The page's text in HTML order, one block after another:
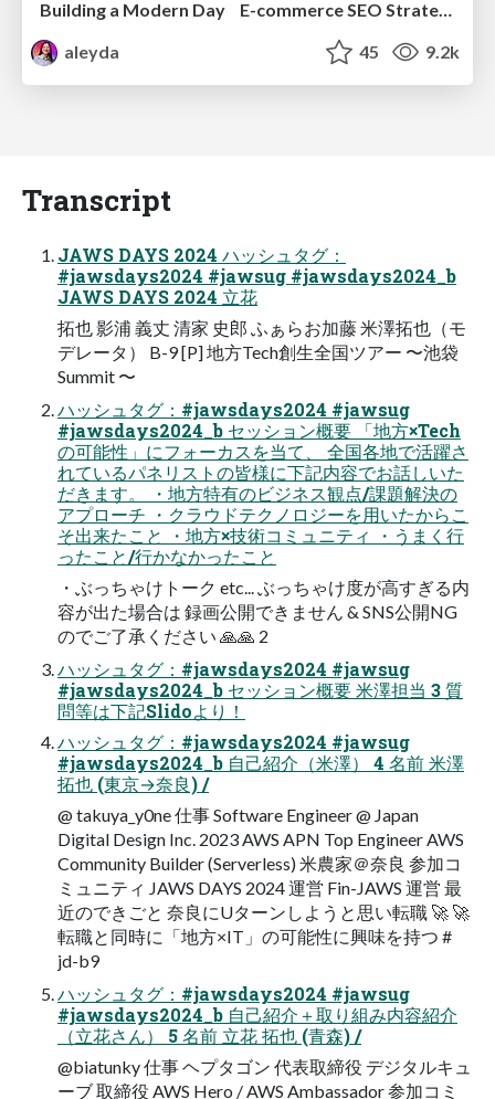
aleyda
45 9.2k
Transcript
JAWS DAYS 2024 ハッシュタグ：
#jawsdays2024 #jawsug #jawsdays2024_b
JAWS DAYS 2024 ⽴花
拓也 影浦 義丈 清家 史郎 ふぁらお加藤 ⽶澤拓也（モ
デレータ） B-9 [P] 地⽅Tech創⽣全国ツアー 〜池袋
Summit 〜
ハッシュタグ：#jawsdays2024 #jawsug
#jawsdays2024_b セッション概要 「地⽅×Tech
の可能性」にフォーカスを当て、 全国各地で活躍さ
れているパネリストの皆様に下記内容でお話しいた
だきます。 ・地⽅特有のビジネス観点/課題解決の
アプローチ ・クラウドテクノロジーを⽤いたからこ
そ出来たこと ・地⽅×技術コミュニティ ・うまく⾏
ったこと/⾏かなかったこと
・ぶっちゃけトーク etc... ぶっちゃけ度が⾼すぎる内
容が出た場合は 録画公開できません & SNS公開NG
のでご了承ください 🙏🙏 2
ハッシュタグ：#jawsdays2024 #jawsug
#jawsdays2024_b セッション概要 ⽶澤担当 3 質
問等は下記Slidoより！
ハッシュタグ：#jawsdays2024 #jawsug
#jawsdays2024_b ⾃⼰紹介（⽶澤） 4 名前 ⽶澤
拓也 (東京→奈良) /
@ takuya_y0ne 仕事 Software Engineer @ Japan
Digital Design Inc. 2023 AWS APN Top Engineer AWS
Community Builder (Serverless) ⽶農家＠奈良 参加コ
ミュニティ JAWS DAYS 2024 運営 Fin-JAWS 運営 最
近のできごと 奈良にUターンしようと思い転職 🚀 🚀
転職と同時に「地⽅×IT」の可能性に興味を持つ #
jd-b9
ハッシュタグ：#jawsdays2024 #jawsug
#jawsdays2024_b ⾃⼰紹介＋取り組み内容紹介
（⽴花さん） 5 名前 ⽴花 拓也 (⻘森) /
@biatunky 仕事 ヘプタゴン 代表取締役 デジタルキュ
ーブ 取締役 AWS Hero / AWS Ambassador 参加コミ